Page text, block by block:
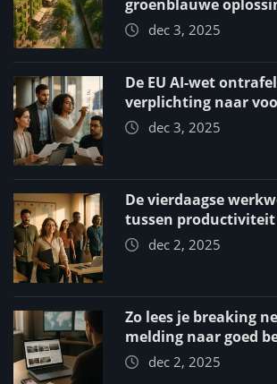
groenblauwe
dec 3, 2025
De EU AI-wet
verplichting naar
dec 3, 2025
De vierdaagse
tussen
dec 2, 2025
Zo lees je breaking
melding naar goed
dec 2, 2025